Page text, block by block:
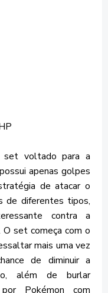
set voltado para a
apenas golpes
de atacar o
de diferentes tipos,
contra a
set começa com o
mais uma vez
de diminuir a
além de burlar
Pokémon com